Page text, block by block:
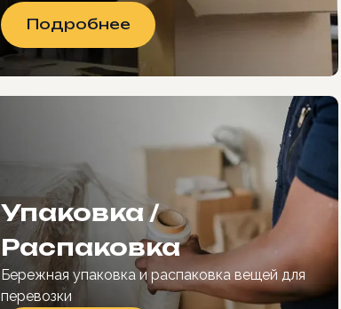
Подробнее
Упаковка /
Распаковка
Бережная упаковка и распаковка вещей для
перевозки